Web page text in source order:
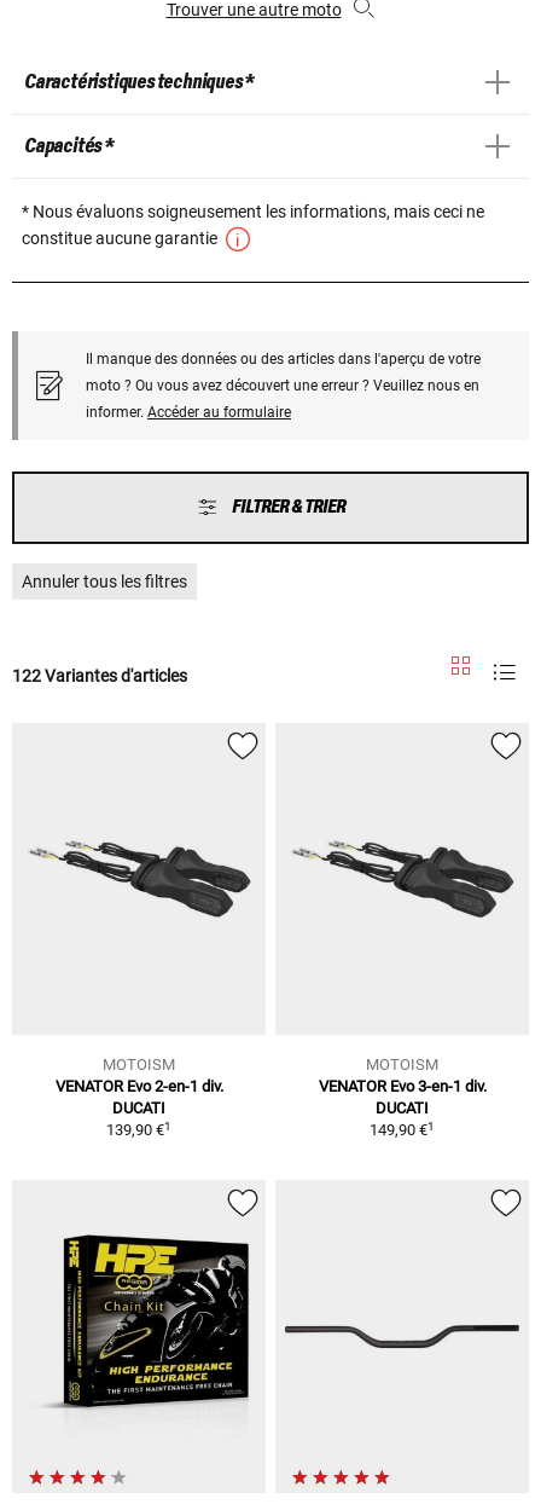
Trouver une autre moto
Caractéristiques techniques *
Capacités *
* Nous évaluons soigneusement les informations, mais ceci ne
constitue aucune garantie
Il manque des données ou des articles dans l'aperçu de votre
moto ? Ou vous avez découvert une erreur ? Veuillez nous en
informer. Accéder au formulaire
FILTRER & TRIER
Annuler tous les filtres
122 Variantes d'articles
MOTOISM
VENATOR Evo 2-en-1 div.
DUCATI
139,90 €1
MOTOISM
VENATOR Evo 3-en-1 div.
DUCATI
149,90 €1